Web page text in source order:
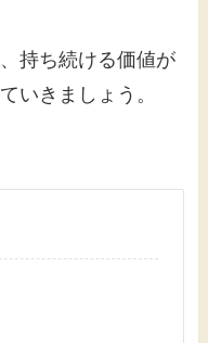
持ち続ける価値が
いきましょう。